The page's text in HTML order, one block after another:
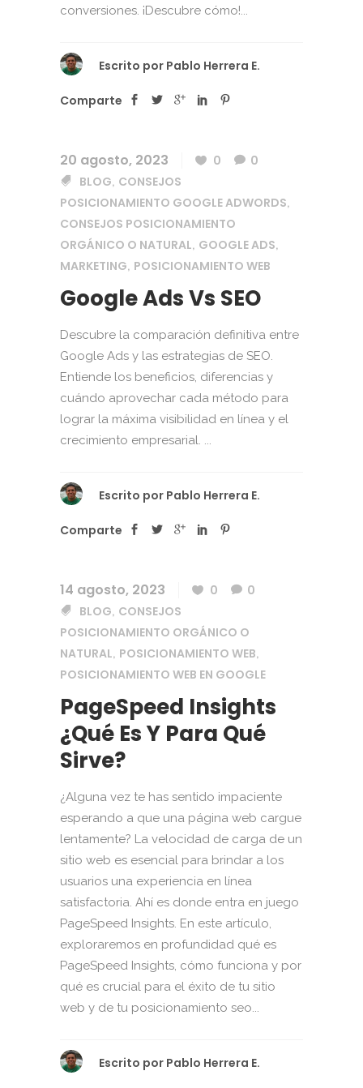
conversiones. ¡Descubre cómo!...
Escrito por Pablo Herrera E.
Comparte
20 agosto, 2023 0
0
BLOG, CONSEJOS
POSICIONAMIENTO GOOGLE ADWORDS,
CONSEJOS POSICIONAMIENTO
ORGÁNICO O NATURAL, GOOGLE ADS,
MARKETING, POSICIONAMIENTO WEB
Google Ads Vs SEO
Descubre la comparación definitiva entre
Google Ads y las estrategias de SEO.
Entiende los beneficios, diferencias y
cuándo aprovechar cada método para
lograr la máxima visibilidad en línea y el
crecimiento empresarial. ...
Escrito por Pablo Herrera E.
Comparte
14 agosto, 2023 0
0
BLOG, CONSEJOS
POSICIONAMIENTO ORGÁNICO O
NATURAL, POSICIONAMIENTO WEB,
POSICIONAMIENTO WEB EN GOOGLE
PageSpeed Insights
¿Qué Es Y Para Qué
Sirve?
¿Alguna vez te has sentido impaciente
esperando a que una página web cargue
lentamente? La velocidad de carga de un
sitio web es esencial para brindar a los
usuarios una experiencia en línea
satisfactoria. Ahí es donde entra en juego
PageSpeed Insights. En este artículo,
exploraremos en profundidad qué es
PageSpeed Insights, cómo funciona y por
qué es crucial para el éxito de tu sitio
web y de tu posicionamiento seo...
Escrito por Pablo Herrera E.